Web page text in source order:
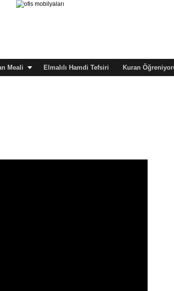
Meali Elmalılı Hamdi Tefsiri Kuran